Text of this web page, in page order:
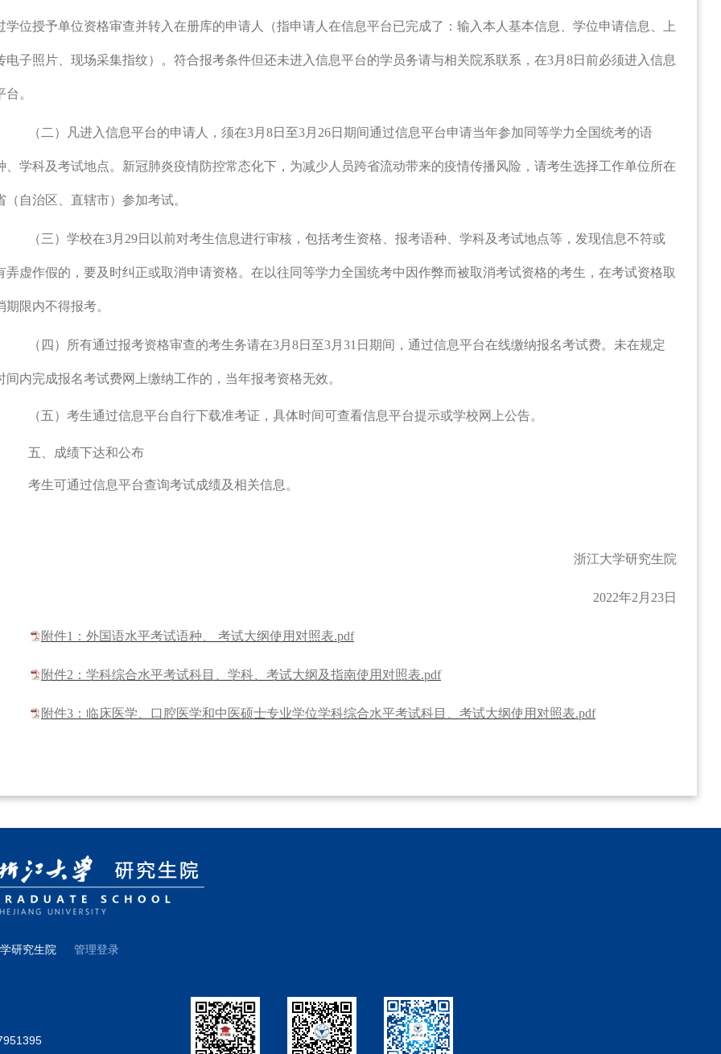
学位授予单位资格审查并转入在册库的申请人（指申请人在信息平台已完成了：输入本人基本信息、学位申请信息、上
电子照片、现场采集指纹）。符合报考条件但还未进入信息平台的学员务请与相关院系联系，在3月 8日前必须进入信息
台。
（二）凡进入信息平台的申请人，须在3月 8日至3月 26日期间通过信息平台申请当年参加同等学力全国统考的语
、学科及考试地点。新冠肺炎疫情防控常态化下，为减少人员跨省流动带来的疫情传播风险，请考生选择工作单位所在
（自治区、直辖市）参加考试。
（三）学校在3月 29日以前对考生信息进行审核，包括考生资格、报考语种、学科及考试地点等，发现信息不符或
弄虚作假的，要及时纠正或取消申请资格。在以往同等学力全国统考中因作弊而被取消考试资格的考生，在考试资格取
期限内不得报考。
（四）所有通过报考资格审查的考生务请在3月 8日至3月 31 日期间，通过信息平台在线缴纳报名考试费。未在规定
间内完成报名考试费网上缴纳工作的，当年报考资格无效。
（五）考生通过信息平台自行下载准考证，具体时间可查看信息平台提示或学校网上公告。
五、成绩下达和公布
考生可通过信息平台查询考试成绩及相关信息。
浙江大学研究生院
2022年2 月 23日
附件1：外国语水平考试语种、 考试大纲使用对照表.pdf
附件2：学科综合水平考试科目、学科、考试大纲及指南使用对照表.pdf
附件3：临床医学、口腔医学和中医硕士专业学位学科综合水平考试科目、考试大纲使用对照表.pdf
研究生院 管理登录